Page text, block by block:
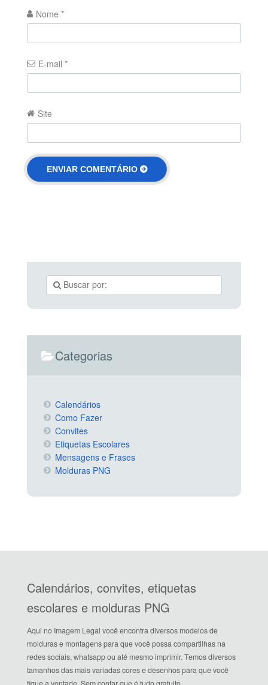
Nome *
E-mail *
Site
Categorias
Calendários
Como Fazer
Convites
Etiquetas Escolares
Mensagens e Frases
Molduras PNG
Calendários, convites, etiquetas
escolares e molduras PNG
Aqui no Imagem Legal você encontra diversos modelos de
molduras e montagens para que você possa compartilhas na
redes sociais, whatsapp ou até mesmo imprimir. Temos diversos
tamanhos das mais variadas cores e desenhos para que você